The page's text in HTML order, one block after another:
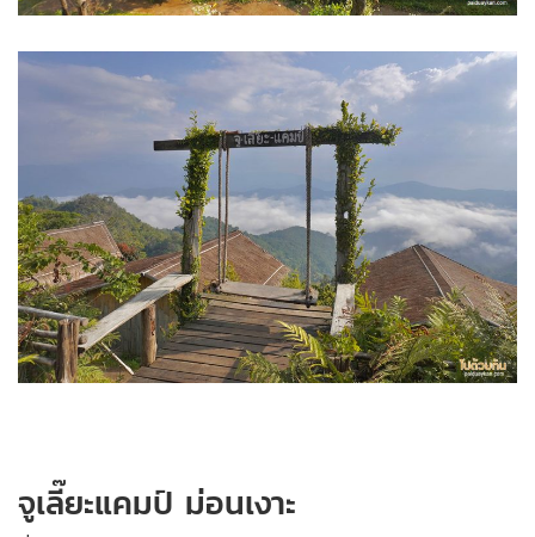
จูเลี๊ยะแคมป์ ม่อนเงาะ